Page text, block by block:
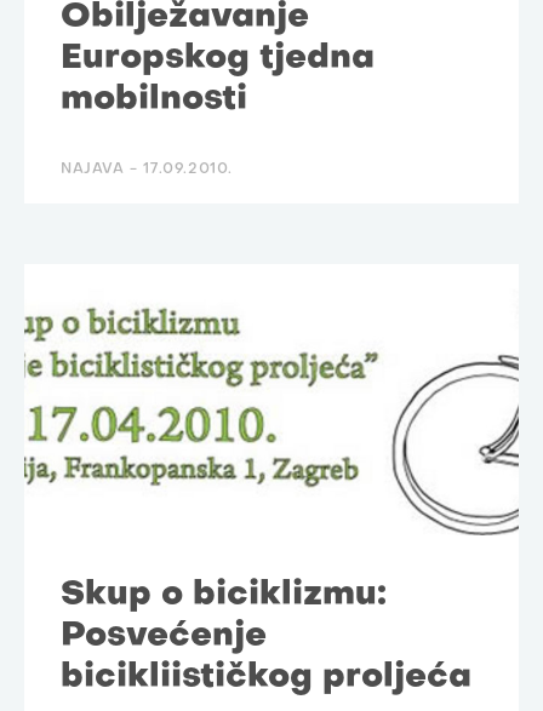
Obilježavanje
Europskog tjedna
mobilnosti
NAJAVA -17.09.2010.
Skup o biciklizmu:
Posvećenje
bicikliističkog proljeća